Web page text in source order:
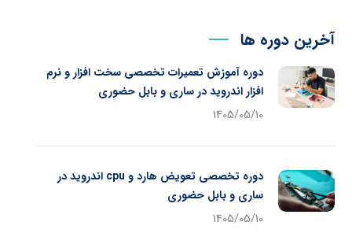
آخرین دوره ها
دوره آموزش تعمیرات تخصصی سخت افزار و نرم
افزار اندروید در ساری و بابل حضوری
1405/05/10
دوره تخصصی تعویض هارد و cpu اندروید در
ساری و بابل حضوری
1405/05/10